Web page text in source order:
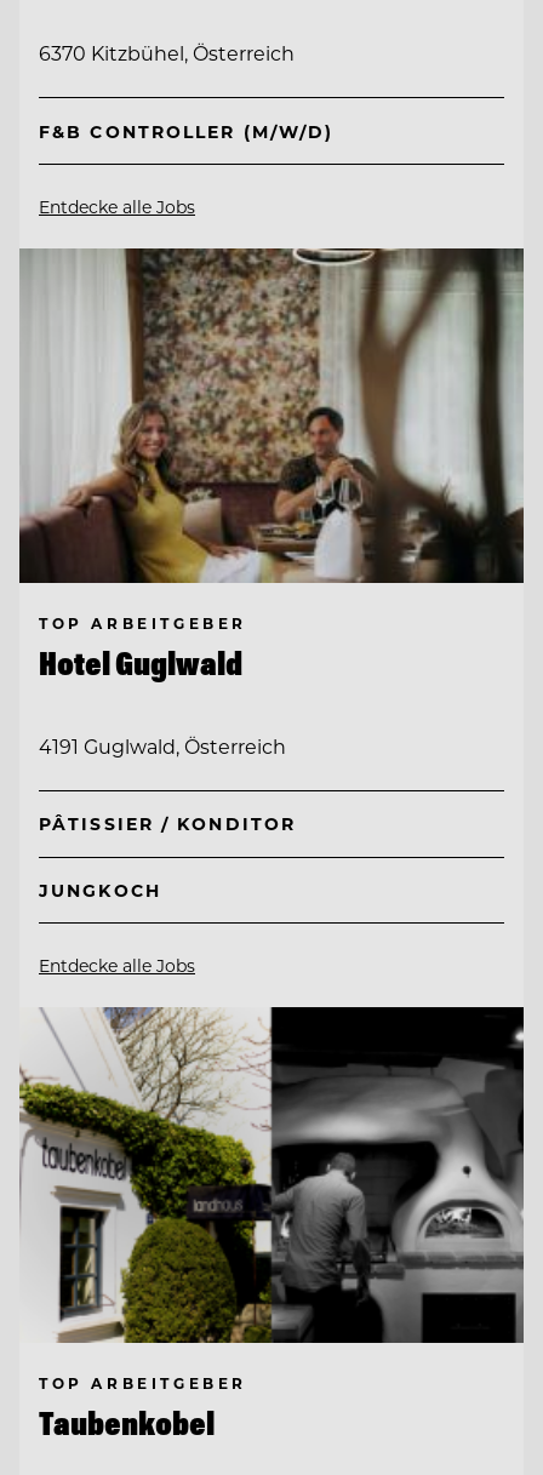
6370 Kitzbühel, Österreich
F&B CONTROLLER (M/W/D)
Entdecke alle Jobs
TOP ARBEITGEBER
Hotel Guglwald
4191 Guglwald, Österreich
PÂTISSIER / KONDITOR
JUNGKOCH
Entdecke alle Jobs
TOP ARBEITGEBER
Taubenkobel